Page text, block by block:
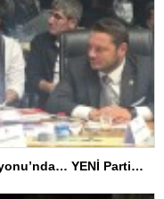
“Çerçeve Yasa” teklifi Adalet Komisyonu’nda… YENİ Partili Tanrıkulu: Bir insana ‘Silahını bırak, ülkene dön, siyasal ve toplumsal hayata katıl’ diyorsanız, o insan kapıdan içeri girdiğinde başına ne geleceğini bilmelidir